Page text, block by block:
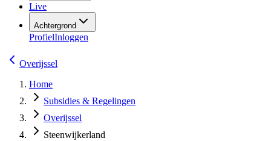
Live
Achtergrond
ProfielInloggen
Overijssel
Home
Subsidies & Regelingen
Overijssel
Steenwijkerland